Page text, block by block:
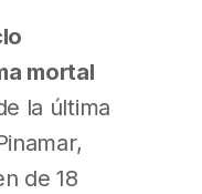
mortal
la última
de 18